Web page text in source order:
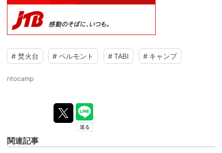
# 焚火台 # ベルモント # TABI # キャンプ
ritocamp
関連記事